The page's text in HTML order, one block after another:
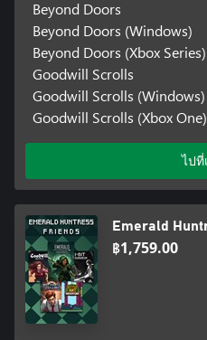
Beyond Doors
Beyond Doors (Windows)
Beyond Doors (Xbox Series)
Goodwill Scrolls
Goodwill Scrolls (Windows)
Goodwill Scrolls (Xbox One)
ไปที่
Emerald
฿1,759.00